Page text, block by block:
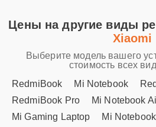
Цены на другие виды
Xiaomi
Выберите модель вашего
стоимость всех
RedmiBook
Mi Notebook
RedmiBook Pro
Mi Notebook
Mi Gaming Laptop
Mi